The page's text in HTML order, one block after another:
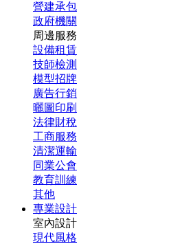
營建承包
政府機關
周邊服務
設備租賃
技師檢測
模型招牌
廣告行銷
曬圖印刷
法律財稅
工商服務
清潔運輸
同業公會
教育訓練
其他
專業設計
室內設計
現代風格